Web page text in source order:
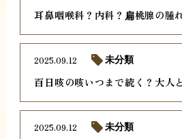
耳鼻咽喉科？内科？扁桃腺の腫
百日咳の咳いつまで続く？大人
2025.09.12 未分類
2025.09.12 未分類